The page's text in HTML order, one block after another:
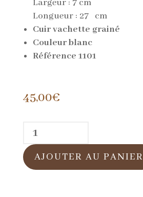
Largeur : 7 cm
Longueur : 27cm
Cuir vachette grainé
Couleur blanc
Référence 1101
45,00€
quantité
de
Pochette
AJOUTER AU PANIER